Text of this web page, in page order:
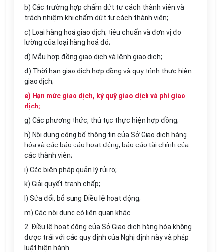
b) Các trường hợp chấm dứt tư cách thành viên và
trách nhiệm khi chấm dứt tư cách thành viên;
c) Loại hàng hoá giao dịch; tiêu chuẩn và đơn vị đo
lường của loại hàng hoá đó;
d) Mẫu hợp đồng giao dịch và lệnh giao dịch;
đ) Thời hạn giao dịch hợp đồng và quy trình thực hiện
giao dịch;
e) Hạn mức giao dịch, ký quỹ giao dịch và phí giao
dịch;
g) Các phương thức, thủ tục thực hiện hợp đồng;
h) Nội dung công bố thông tin của Sở Giao dịch hàng
hóa và các báo cáo hoạt động, báo cáo tài chính của
các thành viên;
i) Các biện pháp quản lý rủi ro;
k) Giải quyết tranh chấp;
l) Sửa đổi, bổ sung Điều lệ hoạt động;
m) Các nội dung có liên quan khác .
2. Điều lệ hoạt động của Sở Giao dịch hàng hóa không
được trái với các quy định của Nghị định này và pháp
luật hiện hành.